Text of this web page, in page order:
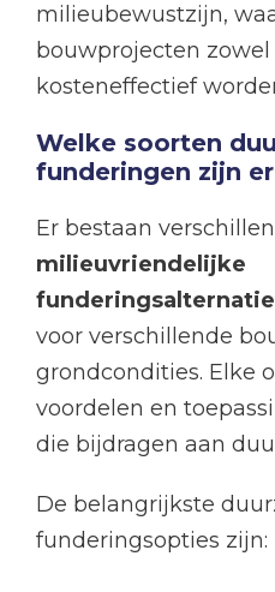
milieubewustzijn,
bouwprojecten
kosteneffectief
Welke soorten
funderingen zijn
Er bestaan
milieuvriendelijke
voor verschillende
grondcondities. Elke
voordelen en
die bijdragen aan
De belangrijkste
funderingsopties zijn: